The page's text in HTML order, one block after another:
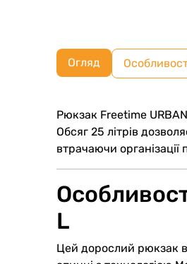
Огляд
Рюкзак Freetime
Обсяг 25 літрів
втрачаючи організації
L
Цей дорослий рюкзак